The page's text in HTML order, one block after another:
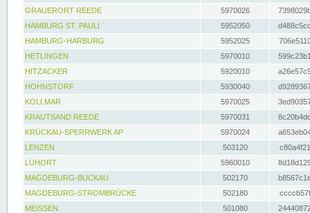
GRAUERORT REEDE
5970026
HAMBURG ST. PAULI
5952050
HAMBURG-HARBURG
5952025
HETLINGEN
5970010
HITZACKER
5920010
HOHNSTORF
5930040
KOLLMAR
5970025
KRAUTSAND REEDE
5970031
KRÜCKAU-SPERRWERK AP
5970024
LENZEN
503120
LÜHORT
5960010
MAGDEBURG-BUCKAU
502170
MAGDEBURG-STROMBRÜCKE
502180
MEISSEN
501080